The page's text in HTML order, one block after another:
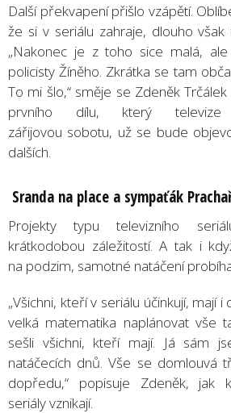
Další překvapení přišlo vzápětí.
že si v seriálu zahraje, dlouho však
„Nakonec je z toho sice malá,
policisty Žíněho. Zkrátka se tam
To mi šlo,“ směje se Zdeněk
prvního dílu, který televize
zářijovou sobotu, už se bude
dalších.
Sranda na place a sympaťák
Projekty typu televizního
krátkodobou záležitostí. A tak i
na podzim, samotné natáčení
„Všichni, kteří v seriálu účinkují, mají i
velká matematika naplánovat vše
sešli všichni, kteří mají. Já sám
natáčecích dnů. Vše se domlouvá
dopředu,“ popisuje Zdeněk, jak
seriály vznikají.